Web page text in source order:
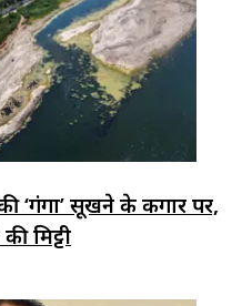
‘गंगा’ सूखने के कगार पर,
मिट्टी